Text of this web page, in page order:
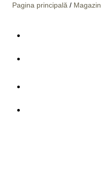
Pagina principală / Magazin